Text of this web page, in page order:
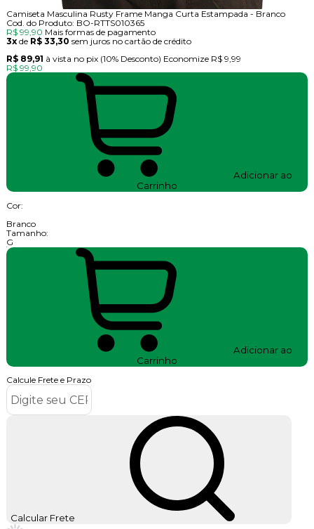
Camiseta Masculina Rusty Frame Manga Curta Estampada - Branco
Cod. do Produto: BO-RTTS010365
R$ 99,90 Mais formas de pagamento
3xde R$ 33,30 sem juros no cartão de crédito
R$ 89,91 à vista no pix (10% Desconto) Economize R$ 9,99
R$ 99,90
Adicionar ao
Carrinho
Cor:
Branco
Tamanho:
G
Adicionar ao
Carrinho
Calcule Frete e Prazo
Calcular Frete